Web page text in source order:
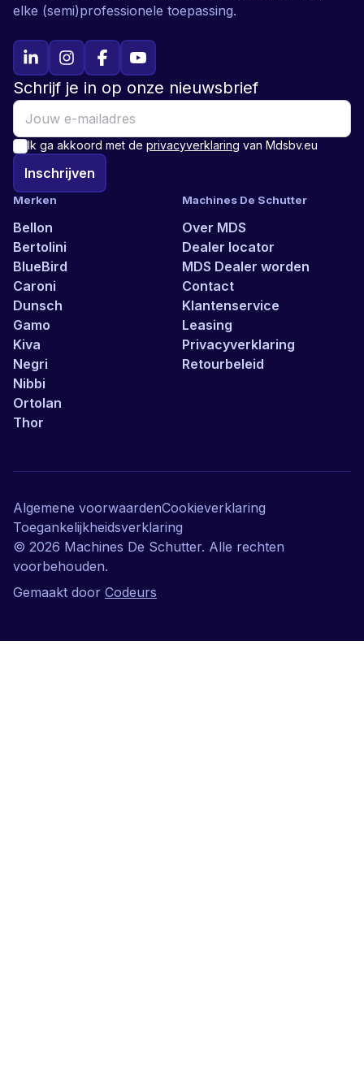
elke (semi)professionele toepassing.
Merken
Bellon
Bertolini
BlueBird
Caroni
Dunsch
Gamo
Kiva
Negri
Nibbi
Ortolan
Thor
Machines De Schutter
Over MDS
Dealer locator
MDS Dealer worden
Contact
Klantenservice
Leasing
Privacyverklaring
Retourbeleid
Schrijf je in op onze nieuwsbrief
Ik ga akkoord met de privacyverklaring van Mdsbv.eu
Inschrijven
© 2026 Machines De Schutter. Alle rechten
voorbehouden.
Gemaakt door Codeurs
Algemene voorwaardenCookieverklaring
Toegankelijkheidsverklaring